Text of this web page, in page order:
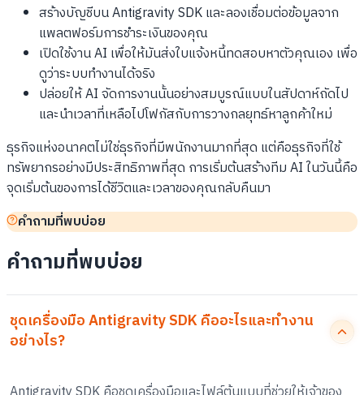
สร้างบัญชีบน Antigravity SDK และลองเชื่อมต่อข้อมูลจาก
แพลตฟอร์มการชำระเงินของคุณ
เปิดใช้งาน AI เพื่อให้มันส่งใบแจ้งหนี้ทดสอบหาตัวคุณเอง เพื่อ
ดูว่าระบบทำงานได้จริง
ปล่อยให้ AI จัดการงานนั้นอย่างสมบูรณ์แบบในสัปดาห์ถัดไป
และนำเวลาที่เหลือไปโฟกัสกับการวางกลยุทธ์หาลูกค้าใหม่
ธุรกิจแห่งอนาคตไม่ใช่ธุรกิจที่มีพนักงานมากที่สุด แต่คือธุรกิจที่ใช้
ทรัพยากรอย่างมีประสิทธิภาพที่สุด การเริ่มต้นสร้างทีม AI ในวันนี้คือ
จุดเริ่มต้นของการได้ชีวิตและเวลาของคุณกลับคืนมา
คำถามที่พบบ่อย
คำถามที่พบบ่อย
ชุดเครื่องมือ Antigravity SDK คืออะไรและทำงาน
อย่างไร?